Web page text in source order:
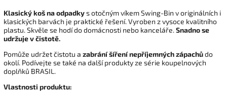
Klasický koš na odpadkys otočným víkem Swing-Bin v originálních i
klasických barvách je praktické řešení. Vyroben z vysoce kvalitního
plastu. Skvěle se hodí do domácnosti nebo kanceláře.Snadno se
udržuje v čistotě.
Pomůže udržet čistotu a zabrání šíření nepříjemných zápachůdo
okolí. Podívejte se také na další produkty ze série koupelnových
doplňků BRASIL.
Vlastnosti produktu: